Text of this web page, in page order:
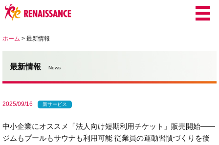
ホーム > 最新情報
最新情報 News
2025/09/16 新サービス
中小企業にオススメ「法人向け短期利用チケット」販売開始——
ジムもプールもサウナも利用可能 従業員の運動習慣づくりを後